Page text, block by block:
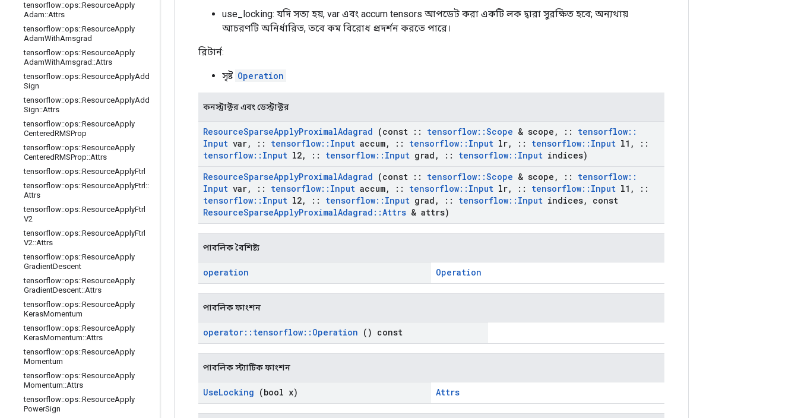
tensorflow::ops::ResourceApply
Adam::Attrs
tensorflow::ops::ResourceApply
AdamWithAmsgrad
tensorflow::ops::ResourceApply
AdamWithAmsgrad ::Attrs
tensorflow::ops::ResourceApplyAdd
Sign
tensorflow::ops::ResourceApplyAdd
Sign::Attrs
tensorflow::ops::ResourceApply
CenteredRMSProp
tensorflow::ops::ResourceApply
CenteredRMSProp::Attrs
tensorflow::ops::ResourceApplyFtrl
tensorflow::ops::ResourceApplyFtrl ::
Attrs
tensorflow::ops::ResourceApplyFtrl
V2
tensorflow::ops::ResourceApplyFtrl
V2::Attrs
tensorflow::ops::ResourceApply
GradientDescent
tensorflow::ops::ResourceApply
GradientDescent::Attrs
tensorflow::ops::ResourceApply
KerasMomentum
tensorflow::ops::ResourceApply
KerasMomentum::Attrs
tensorflow::ops::ResourceApply
Momentum
tensorflow::ops::ResourceApply
Momentum::Attrs
tensorflow::ops::ResourceApply
PowerSign
use_locking: যদি সত্য হয়, var এবং accum tensors আপডেট করা একটি লক দ্বারা সুরক্ষিত হবে; অন্যথায়
আচরণটি অনির্ধারিত, তবে কম বিরোধ প্রদর্শন করতে পারে।
রিটার্ন:
সৃষ্ট Operation
কনস্ট্রাক্টর এবং ডেস্ট্রাক্টর
ResourceSparseApplyProximalAdagrad (const :: tensorflow::Scope & scope , :: tensorflow::
Input var, :: tensorflow:: Input accum, :: tensorflow:: Input lr, :: tensorflow:: Input l1 ,
::
tensorflow:: Input l2, :: tensorflow:: Input grad , :: tensorflow:: Input indices)
ResourceSparseApplyProximalAdagrad (const :: tensorflow::Scope & scope , :: tensorflow::
Input var, :: tensorflow:: Input accum, :: tensorflow:: Input lr, :: tensorflow:: Input l1 ,
::
tensorflow:: Input l2, :: tensorflow:: Input grad , :: tensorflow:: Input indices,
const
ResourceSparseApplyProximalAdagrad ::Attrs & attrs)
পাবলিক বৈশিষ্ট্য
operation Operation
পাবলিক ফাংশন
operator:: tensorflow:: Operation () const
পাবলিক স্ট্যাটিক ফাংশন
UseLocking (bool x) Attrs